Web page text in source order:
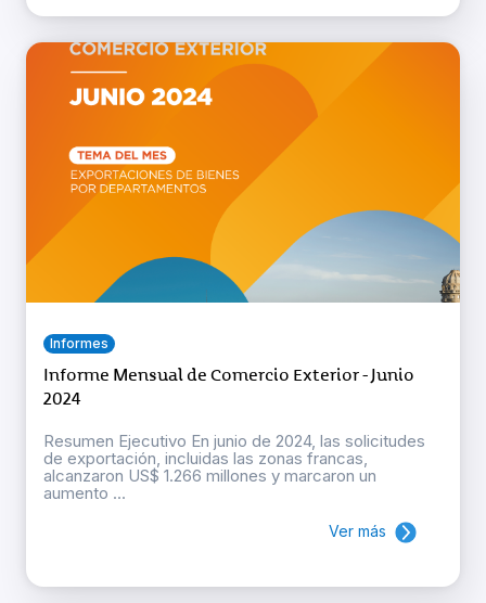
Informes
Informe Mensual de Comercio Exterior - Junio
2024
Resumen Ejecutivo En junio de 2024, las solicitudes
de exportación, incluidas las zonas francas,
alcanzaron US$ 1.266 millones y marcaron un
aumento ...
Ver más